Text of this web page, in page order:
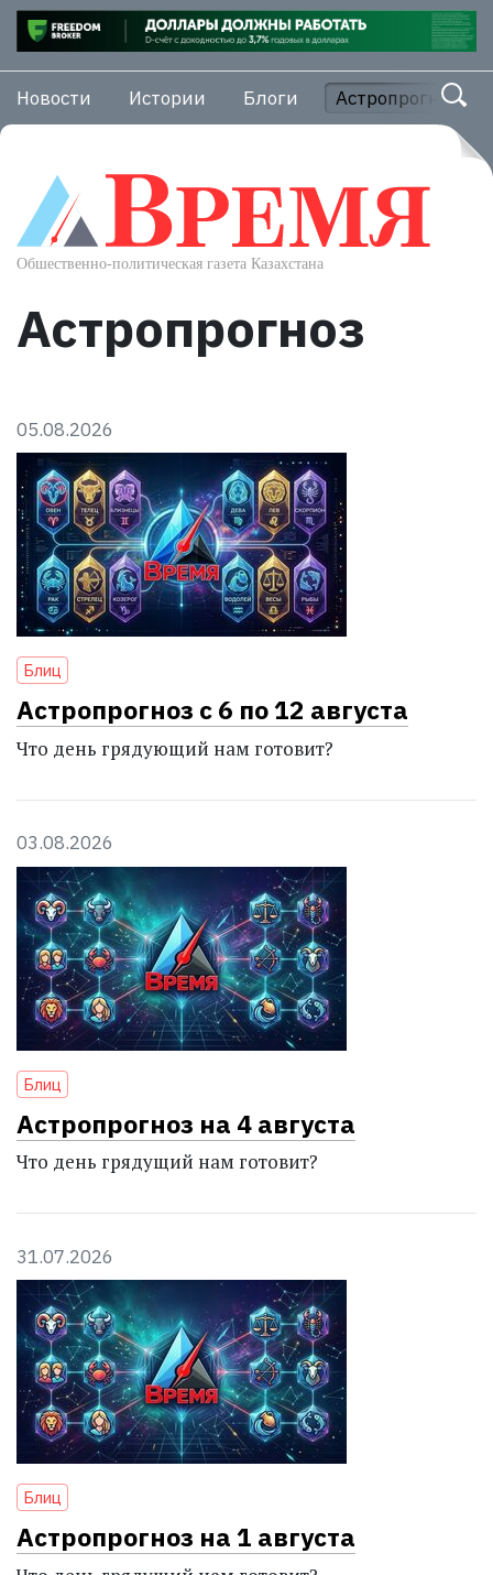
Новости Истории Блоги Астропрогноз
Астропрогноз
05.08.2026
Блиц
Астропрогноз с 6 по 12 августа
Что день грядующий нам готовит?
03.08.2026
Блиц
Астропрогноз на 4 августа
Что день грядущий нам готовит?
31.07.2026
Блиц
Астропрогноз на 1 августа